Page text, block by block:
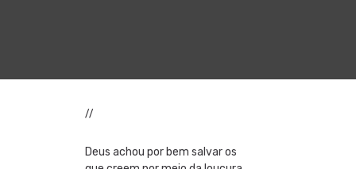
//
Deus achou por bem salvar os